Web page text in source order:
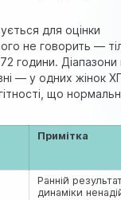
для оцінки
не говорить —
години. Діапазони
— у одних жінок
що
Примітка
Ранній
динаміки